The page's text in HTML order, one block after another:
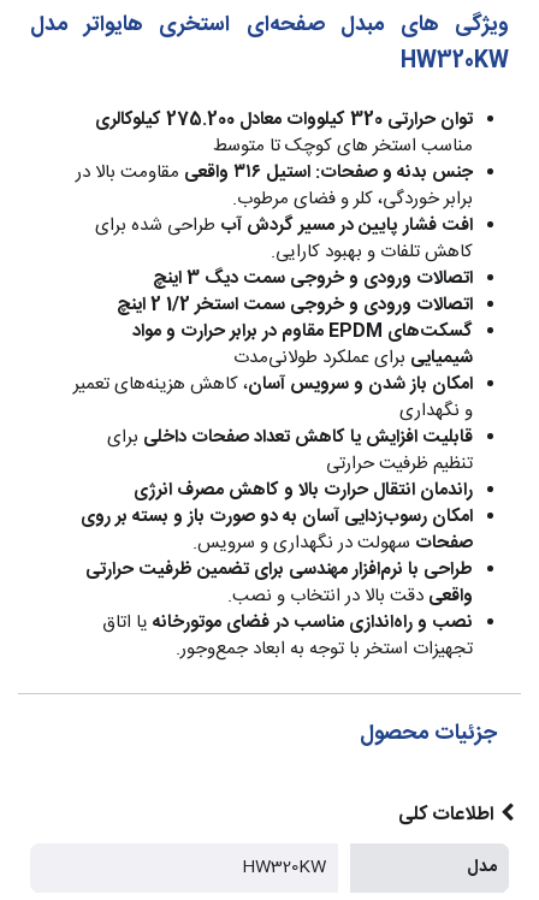
ویژگی های مبدل صفحه‌ای استخری هایواتر مدل
HW320KW
توان حرارتی 320 کیلووات معادل 275.200 کیلوکالری
مناسب استخر های کوچک تا متوسط
جنس بدنه و صفحات: استیل ۳۱۶ واقعی
مقاومت بالا در
برابر خوردگی، کلر و فضای مرطوب.
افت فشار پایین در مسیر گردش آب طراحی شده برای
کاهش تلفات و بهبود کارایی.
اتصالات ورودی و خروجی سمت دیگ 3 اینچ
اتصالات ورودی و خروجی سمت استخر 1/2 2 اینچ
گسکت‌های EPDM مقاوم در برابر حرارت و مواد
شیمیایی برای عملکرد طولانی‌مدت
امکان باز شدن و سرویس آسان، کاهش هزینه‌های تعمیر
و نگهداری
قابلیت افزایش یا کاهش تعداد صفحات داخلی برای
تنظیم ظرفیت حرارتی
راندمان انتقال حرارت بالا و کاهش مصرف انرژی
امکان رسوب‌زدایی آسان به دو صورت باز و بسته بر روی
صفحات سهولت در نگهداری و سرویس.
طراحی با نرم‌افزار مهندسی برای تضمین ظرفیت حرارتی
واقعی دقت بالا در انتخاب و نصب.
نصب و راه‌اندازی مناسب در فضای موتورخانه یا اتاق
تجهیزات استخر با توجه به ابعاد جمع‌وجور.
جزئیات محصول
اطلاعات کلی
مدل HW320KW